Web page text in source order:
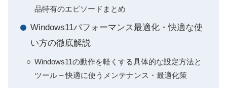
品特有のエピソードまとめ
Windows11パフォーマンス最適化・快適な使
い方の徹底解説
Windows11の動作を軽くする具体的な設定方法と
ツール – 快適に使うメンテナンス・最適化策